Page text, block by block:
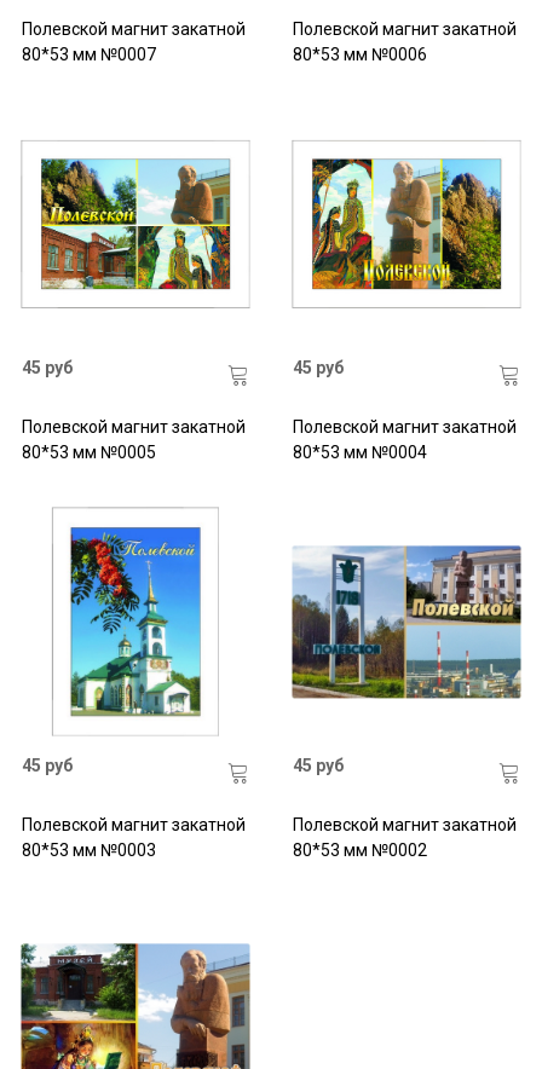
Полевской магнит закатной
80*53 мм №0007
Полевской магнит закатной
80*53 мм №0006
45 руб
Полевской магнит закатной
80*53 мм №0005
45 руб
Полевской магнит закатной
80*53 мм №0004
45 руб
Полевской магнит закатной
80*53 мм №0003
45 руб
Полевской магнит закатной
80*53 мм №0002